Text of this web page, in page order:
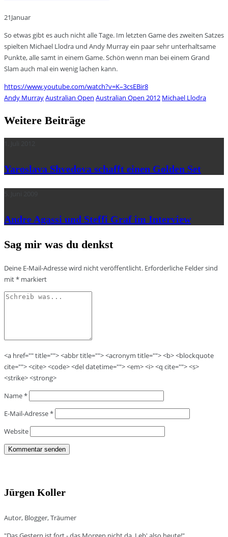
21Januar
So etwas gibt es auch nicht alle Tage. Im letzten Game des zweiten Satzes
spielten Michael Llodra und Andy Murray ein paar sehr unterhaltsame
Punkte, alle samt in einem Game. Schön wenn man bei einem Grand
Slam auch mal ein wenig lachen kann.
https://www.youtube.com/watch?v=K–3csEBir8
Andy MurrayAustralian Open Australian Open 2012 Michael Llodra
Weitere Beiträge
Yaroslava Shvedova schafft einen Golden Set
Andre Agassi und Steffi Graf im Interview
Sag mir was du denkst
Deine E-Mail-Adresse wird nicht veröffentlicht. Erforderliche Felder sind
mit* markiert
<a href="" title=""> <abbr title=""> <acronym title=""> <b> <blockquote
cite=""> <cite> <code> <del datetime=""> <em> <i> <q cite=""> <s>
<strike> <strong>
Name*
E-Mail-Adresse*
Website
Jürgen Koller
Autor, Blogger, Träumer